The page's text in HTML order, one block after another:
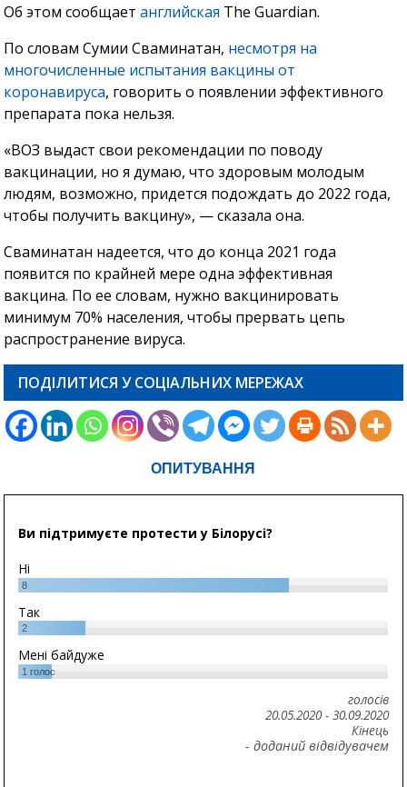
Об этом сообщаетанглийская The Guardian.
По словам Сумии Сваминатан, несмотря на
многочисленные испытания вакцины от
коронавируса, говорить о появлении эффективного
препарата пока нельзя.
«ВОЗ выдаст свои рекомендации по поводу
вакцинации, но я думаю, что здоровым молодым
людям, возможно, придется подождать до 2022 года,
чтобы получить вакцину», — сказала она.
Сваминатан надеется, что до конца 2021 года
появится по крайней мере одна эффективная
вакцина. По ее словам, нужно вакцинировать
минимум 70% населения, чтобы прервать цепь
распространение вируса.
ПОДІЛИТИСЯ У СОЦІАЛЬНИХ МЕРЕЖАХ
ОПИТУВАННЯ
Ви підтримуєте протести у Білорусі?
Ні
8
Так
2
Мені байдуже
1 голос
голосів
20.05.2020- 30.09.2020
Кінець
- доданий відвідувачем